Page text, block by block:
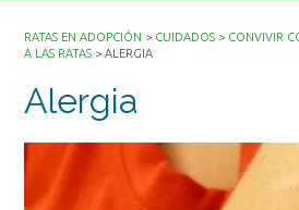
RATAS EN ADOPCIÓN > CUIDADOS > CONVIVIR
A LAS RATAS > ALERGIA
Alergia